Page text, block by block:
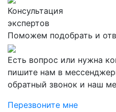
Консультация
экспертов
Поможем подобрать и
Есть вопрос или нужна
пишите нам в
обратный звонок и наш
Перезвоните мне